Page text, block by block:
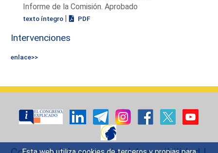
Informe de la Comisión. Aprobado
texto íntegro | PDF
Intervenciones
enlace>>